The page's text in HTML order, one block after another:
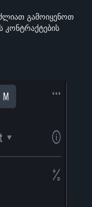
გამოიყენოთ
კონტრაქტების